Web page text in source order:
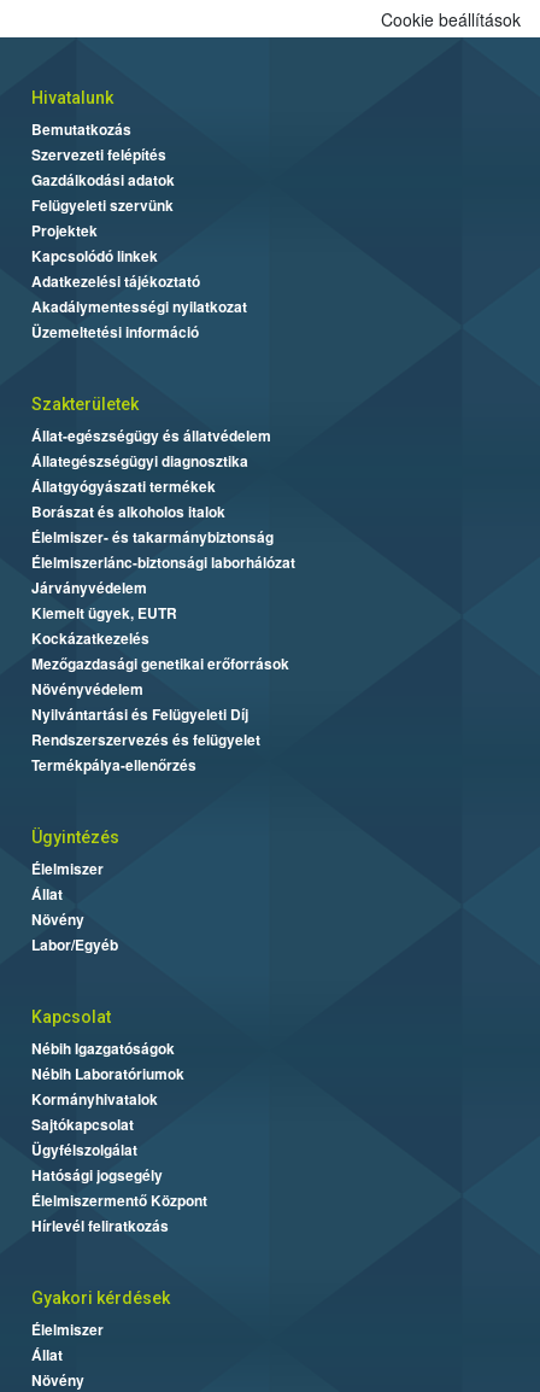
Cookie beállítások
Hivatalunk
Bemutatkozás
Szervezeti felépítés
Gazdálkodási adatok
Felügyeleti szervünk
Projektek
Kapcsolódó linkek
Adatkezelési tájékoztató
Akadálymentességi nyilatkozat
Üzemeltetési információ
Szakterületek
Állat-egészségügy és állatvédelem
Állategészségügyi diagnosztika
Állatgyógyászati termékek
Borászat és alkoholos italok
Élelmiszer- és takarmánybiztonság
Élelmiszerlánc-biztonsági laborhálózat
Járványvédelem
Kiemelt ügyek, EUTR
Kockázatkezelés
Mezőgazdasági genetikai erőforrások
Növényvédelem
Nyilvántartási és Felügyeleti Díj
Rendszerszervezés és felügyelet
Termékpálya-ellenőrzés
Ügyintézés
Élelmiszer
Állat
Növény
Labor/Egyéb
Kapcsolat
Nébih Igazgatóságok
Nébih Laboratóriumok
Kormányhivatalok
Sajtókapcsolat
Ügyfélszolgálat
Hatósági jogsegély
Élelmiszermentő Központ
Hírlevél feliratkozás
Gyakori kérdések
Élelmiszer
Állat
Növény